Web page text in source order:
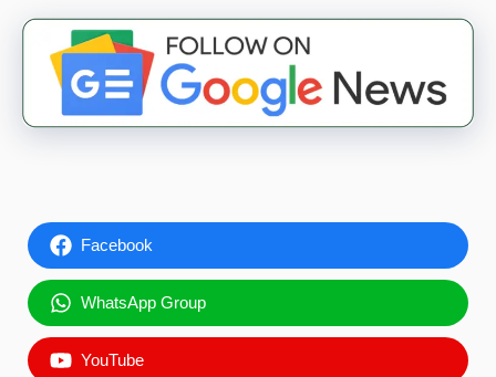
Facebook
WhatsApp Group
YouTube